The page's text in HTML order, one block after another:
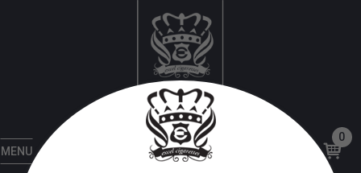
MENU
0
Υγρά αναπλήρωσης (flavorshots)
SADBOY Custard Cookie Shake and Vape
30/120ml